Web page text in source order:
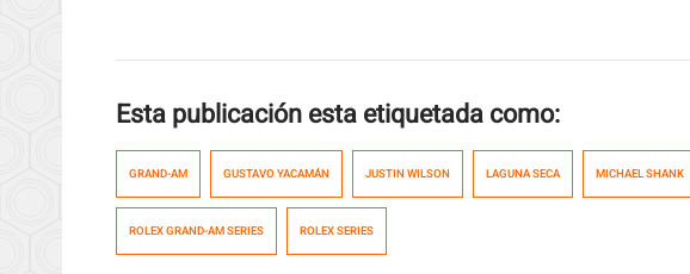
Esta publicación esta etiquetada como:
GRAND-AM GUSTAVO YACAMÁN JUSTIN WILSON LAGUNA SECA MICHAEL SHANK
ROLEX GRAND-AM SERIES ROLEX SERIES